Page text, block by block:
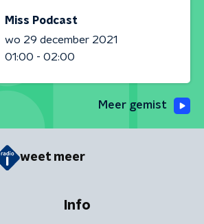
Miss Podcast
wo 29 december 2021
01:00 - 02:00
Meer gemist
weet meer
Info